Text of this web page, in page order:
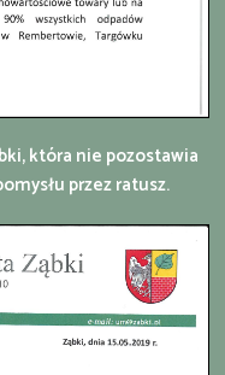
która nie pozostawia
przez ratusz.